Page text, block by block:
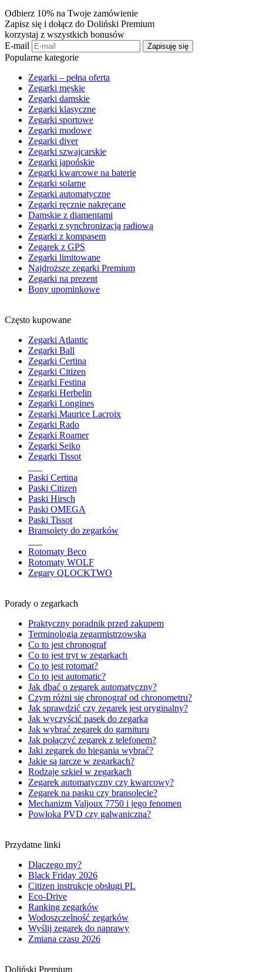
Odbierz 10% na Twoje zamówienie
Zapisz się i dołącz do Doliński Premium
korzystaj z wszystkich bonusów
E-mail
Zapisuję się
Popularne kategorie
Zegarki – pełna oferta
Zegarki męskie
Zegarki damskie
Zegarki klasyczne
Zegarki sportowe
Zegarki modowe
Zegarki diver
Zegarki szwajcarskie
Zegarki japońskie
Zegarki kwarcowe na baterię
Zegarki solarne
Zegarki automatyczne
Zegarki ręcznie nakręcane
Damskie z diamentami
Zegarki z synchronizacją radiową
Zegarki z kompasem
Zegarek z GPS
Zegarki limitowane
Najdroższe zegarki Premium
Zegarki na prezent
Bony upominkowe
Często kupowane
Zegarki Atlantic
Zegarki Ball
Zegarki Certina
Zegarki Citizen
Zegarki Festina
Zegarki Herbelin
Zegarki Longines
Zegarki Maurice Lacroix
Zegarki Rado
Zegarki Roamer
Zegarki Seiko
Zegarki Tissot
Paski Certina
Paski Citizen
Paski Hirsch
Paski OMEGA
Paski Tissot
Bransolety do zegarków
Rotomaty Beco
Rotomaty WOLF
Zegary QLOCKTWO
Porady o zegarkach
Praktyczny poradnik przed zakupem
Terminologia zegarmistrzowska
Co to jest chronograf
Co to jest tryt w zegarkach
Co to jest rotomat?
Co to jest automatic?
Jak dbać o zegarek automatyczny?
Czym różni się chronograf od chronometru?
Jak sprawdzić czy zegarek jest oryginalny?
Jak wyczyścić pasek do zegarka
Jak wybrać zegarek do garnituru
Jak połączyć zegarek z telefonem?
Jaki zegarek do biegania wybrać?
Jakie są tarcze w zegarkach?
Rodzaje szkieł w zegarkach
Zegarek automatyczny czy kwarcowy?
Zegarek na pasku czy bransolecie?
Mechanizm Valjoux 7750 i jego fenomen
Powłoka PVD czy galwaniczna?
Przydatne linki
Dlaczego my?
Black Friday 2026
Citizen instrukcje obsługi PL
Eco-Drive
Ranking zegarków
Wodoszczelność zegarków
Wyślij zegarek do naprawy
Zmiana czasu 2026
Doliński Premium